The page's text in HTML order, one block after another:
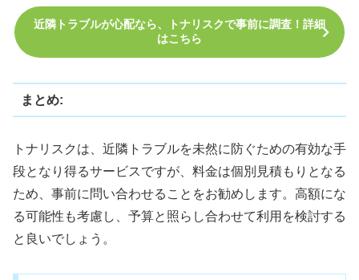
近隣トラブルが心配なら、トナリスクで事前に調査！詳細
はこちら
まとめ:
トナリスクは、近隣トラブルを未然に防ぐための有効な手
段となり得るサービスですが、料金は個別見積もりとなる
ため、事前に問い合わせることをお勧めします。高額にな
る可能性も考慮し、予算と照らし合わせて利用を検討する
と良いでしょう。